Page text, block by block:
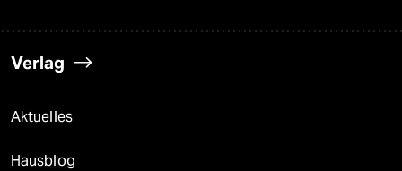
Verlag
Aktuelles
Hausblog